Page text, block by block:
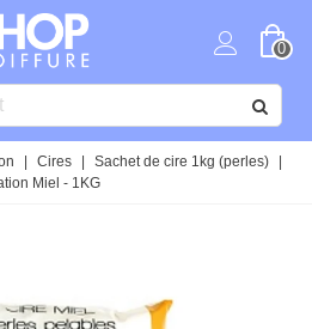
0
Cires Sachet de cire 1kg (perles)
Miel - 1KG